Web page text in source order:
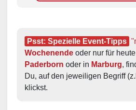
Psst: Spezielle Event-Tipps
Wochenende oder nur für
Paderborn oder in Marburg,
Du, auf den jeweiligen Begriff
klickst.